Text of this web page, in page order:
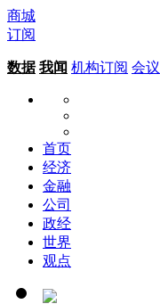
商城
订阅
数据 我闻 机构订阅 会议
首页
经济
金融
公司
政经
世界
观点